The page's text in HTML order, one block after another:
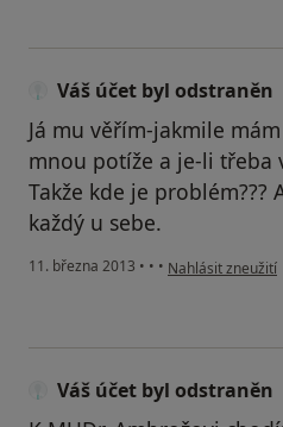
Váš účet byl odstraněn
Já mu věřím-jakmile
mnou potíže a je-li třeba
Takže kde je problém???
každý u sebe.
11. března 2013 • • • podle názoru
Nahlásit zneužití
Váš účet byl odstraněn